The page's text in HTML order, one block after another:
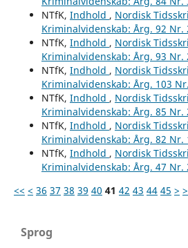
NTfK, Indhold , Nordisk
Kriminalvidenskab: Årg. 92 Nr.
NTfK, Indhold , Nordisk
Kriminalvidenskab: Årg. 93 Nr.
NTfK, Indhold , Nordisk
Kriminalvidenskab: Årg. 103
NTfK, Indhold , Nordisk
Kriminalvidenskab: Årg. 85 Nr.
NTfK, Indhold , Nordisk
Kriminalvidenskab: Årg. 82 Nr.
NTfK, Indhold , Nordisk
Kriminalvidenskab: Årg. 47 Nr.
<< < 36 37 38 39 40 41 42 43 44 45 >
Sprog